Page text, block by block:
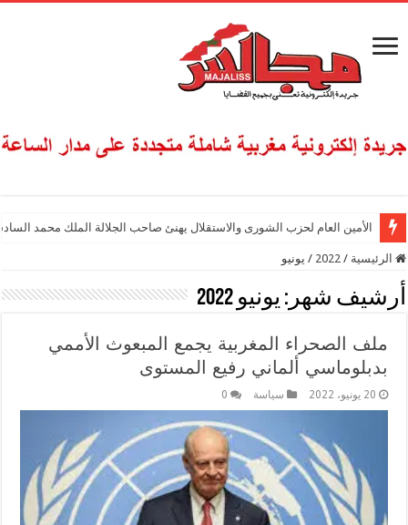
الأمين العام لحزب الشورى والاستقلال يهنئ صاحب الجلالة الملك محمد
الرئيسية /
2022
/ يونيو
أرشيف شهر: يونيو 2022
ملف الصحراء المغربية يجمع المبعوث الأممي
بدبلوماسي ألماني رفيع المستوى
20 يونيو، 2022 سياسة 0